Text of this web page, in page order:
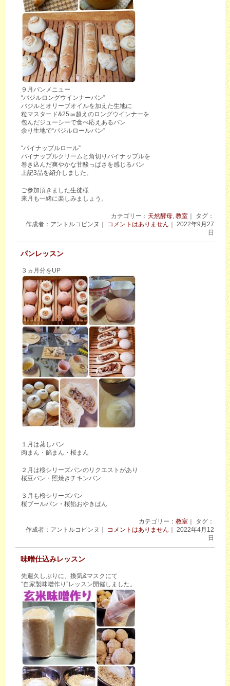
９月パンメニュー
“バジルロングウインナーパン”
バジルとオリーブオイルを加えた生地に
粒マスタード&25㎝超えのロングウインナーを
包んだジューシーで食べ応えあるパン
余り生地で“バジルロールパン”
“パイナップルロール”
パイナップルクリームと角切りパイナップルを
巻き込んだ爽やかな甘酸っぱさを感じるパン
上記3品を紹介しました。
ご参加頂きました生徒様
来月も一緒に楽しみましょう。
カテゴリー： 天然酵母, 教室｜ タグ：
作成者：アントルコピンヌ｜ コメントはありません ｜ 2022年9月27
日
パンレッスン
３ヵ月分をUP
１月は蒸しパン
肉まん・餡まん・桜まん
２月は桜シリーズパンのリクエストがあり
桜豆パン・照焼きチキンパン
３月も桜シリーズパン
桜ブールパン・桜餡おやきぱん
カテゴリー： 教室｜ タグ：
作成者：アントルコピンヌ｜
コメントはありません ｜ 2022年4月12
日
味噌仕込みレッスン
先週久しぶりに、換気&マスクにて
“自家製味噌作り”レッスン開催しました。